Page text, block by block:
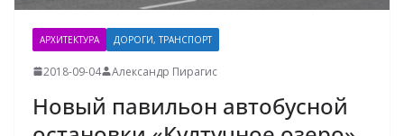
АРХИТЕКТУРА ДОРОГИ, ТРАНСПОРТ
2018-09-04 Александр Пирагис
Новый павильон автобусной